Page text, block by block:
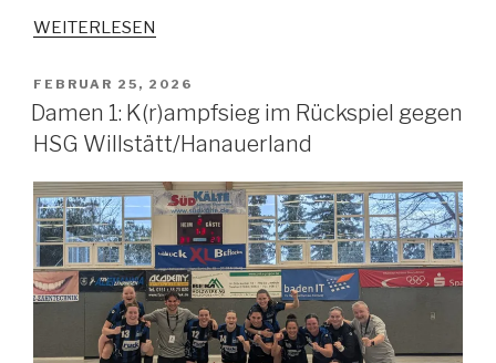
WEITERLESEN
FEBRUAR 25, 2026
Damen 1: K(r)ampfsieg im Rückspiel gegen
HSG Willstätt/Hanauerland